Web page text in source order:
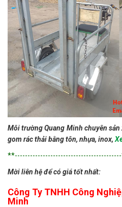
Môi trường Quang Minh chuyên sản
gom rác thải bằng tôn, nhựa, inox,
Mời liên hệ để có giá tốt nhất:
Công Ty TNHH Công
Minh